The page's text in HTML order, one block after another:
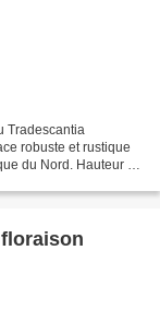
Tradescantia
robuste et rustique
du Nord. Hauteur :